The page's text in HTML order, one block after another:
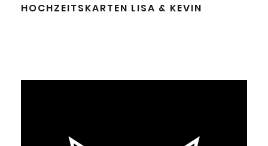
HOCHZEITSKARTEN LISA & KEVIN